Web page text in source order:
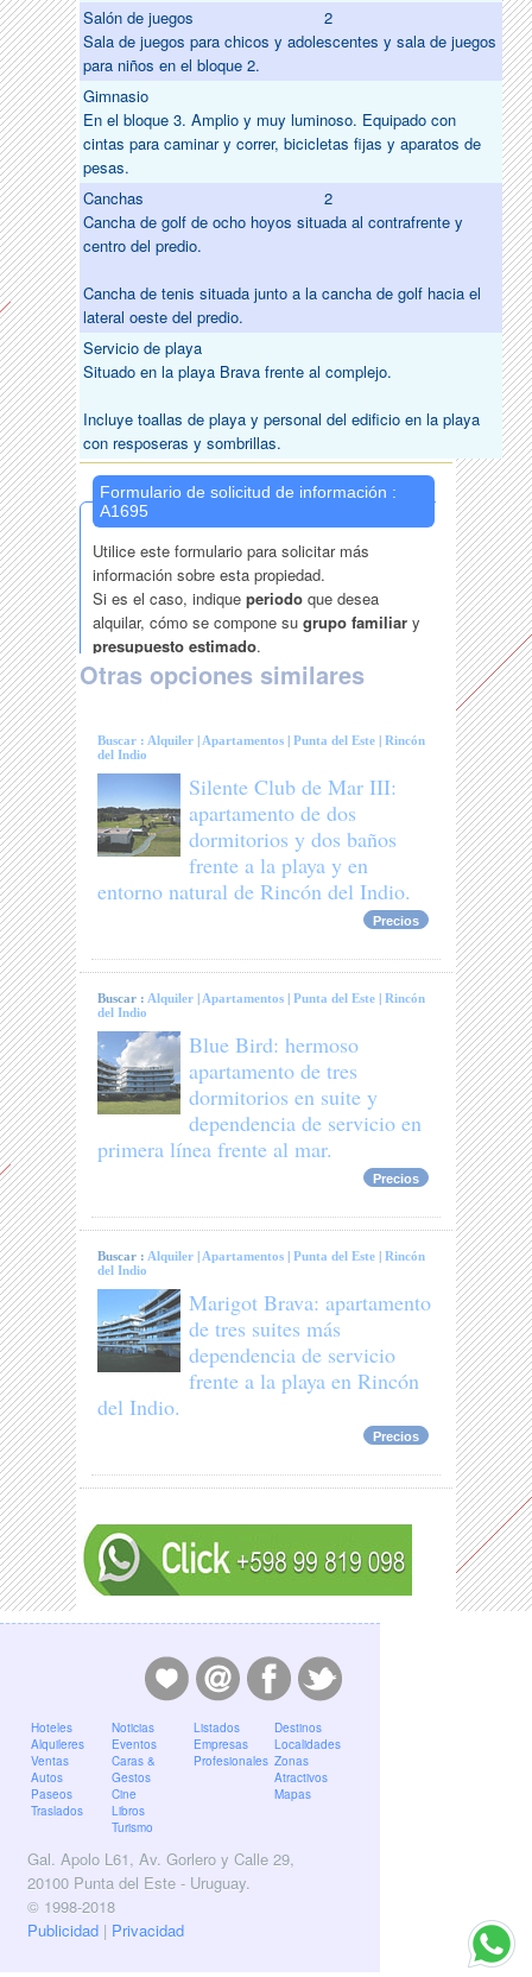
Salón de juegos
2
Sala de juegos para chicos y adolescentes y sala de juegos
para niños en el bloque 2.
Gimnasio
En el bloque 3. Amplio y muy luminoso. Equipado con
cintas para caminar y correr, bicicletas fijas y aparatos de
pesas.
Canchas
2
Cancha de golf de ocho hoyos situada al contrafrente y
centro del predio.
Cancha de tenis situada junto a la cancha de golf hacia el
lateral oeste del predio.
Servicio de playa
Situado en la playa Brava frente al complejo.
Incluye toallas de playa y personal del edificio en la playa
con resposeras y sombrillas.
Otras opciones similares
Buscar : Alquiler | Apartamentos |Punta del Este |Rincón
del Indio
Silente Club de Mar III:
apartamento de dos
dormitorios y dos baños
frente a la playa y en
entorno natural de Rincón del Indio.
Precios
Buscar : Alquiler | Apartamentos |Punta del Este |Rincón
del Indio
Blue Bird: hermoso
apartamento de tres
dormitorios en suite y
dependencia de servicio en
primera línea frente al mar.
Precios
Buscar : Alquiler | Apartamentos |Punta del Este |Rincón
del Indio
Marigot Brava: apartamento
de tres suites más
dependencia de servicio
frente a la playa en Rincón
del Indio.
Precios
Hoteles
Alquileres
Ventas
Autos
Paseos
Traslados
Noticias
Eventos
Caras &
Gestos
Cine
Libros
Turismo
Listados
Empresas
Profesionales
Destinos
Localidades
Zonas
Atractivos
Mapas
Gal. Apolo L61, Av. Gorlero y Calle 29,
20100 Punta del Este - Uruguay.
© 1998-2018
Publicidad| Privacidad